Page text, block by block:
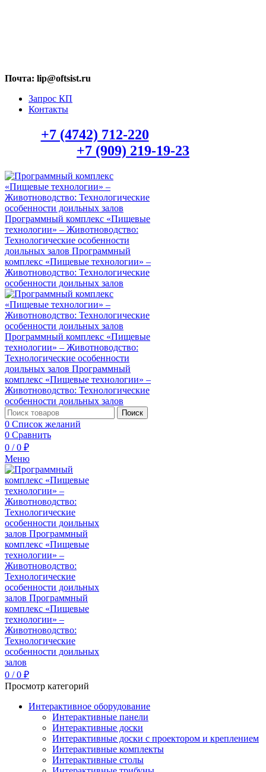
Почта: lip@oftsist.ru
Запрос КП
Контакты
+7 (4742) 712-220
+7 (909) 219-19-23
Поиск
0 Список желаний
0 Сравнить
0 / 0 ₽
Меню
0 / 0 ₽
Просмотр категорий
Интерактивное оборудование
Интерактивные панели
Интерактивные доски
Интерактивные доски с проектором и креплением
Интерактивные комплекты
Интерактивные столы